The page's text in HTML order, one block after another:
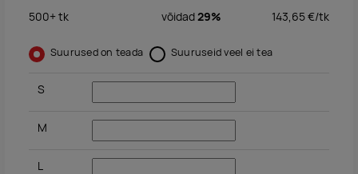
500+tk võidad29% 143,65€/tk
Suurused on teada Suuruseid veel ei tea
S
M
L